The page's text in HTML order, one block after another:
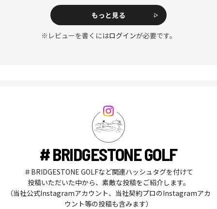
もっと見る
※レビューを書くにはログインが必要です。
# BRIDGESTONE GOLF
＃BRIDGESTONE GOLFなど関連ハッシュタグを付けて
投稿いただいた中から、素敵な投稿をご紹介します。
（当社公式Instagramアカウント、当社契約プロのInstagramアカ
ウント等の投稿も含みます）